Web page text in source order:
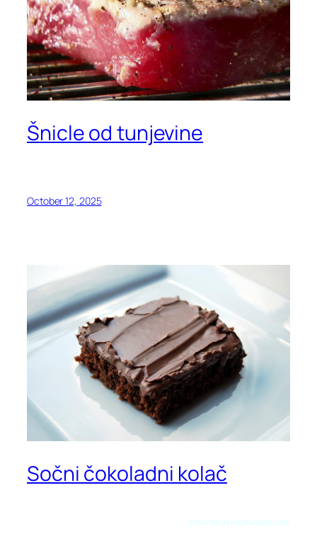
Šnicle od tunjevine
October 12, 2025
Sočni čokoladni kolač
Preuzeto sa foodnetwork.com